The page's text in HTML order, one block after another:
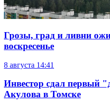
Грозы, град и ливни
воскресенье
8 августа 14:41
Инвестор сдал первый
Акулова в Томске